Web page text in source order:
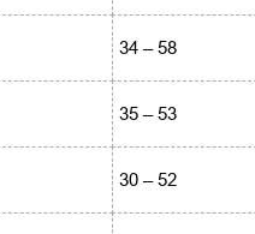
34 – 58
35 – 53
30 – 52